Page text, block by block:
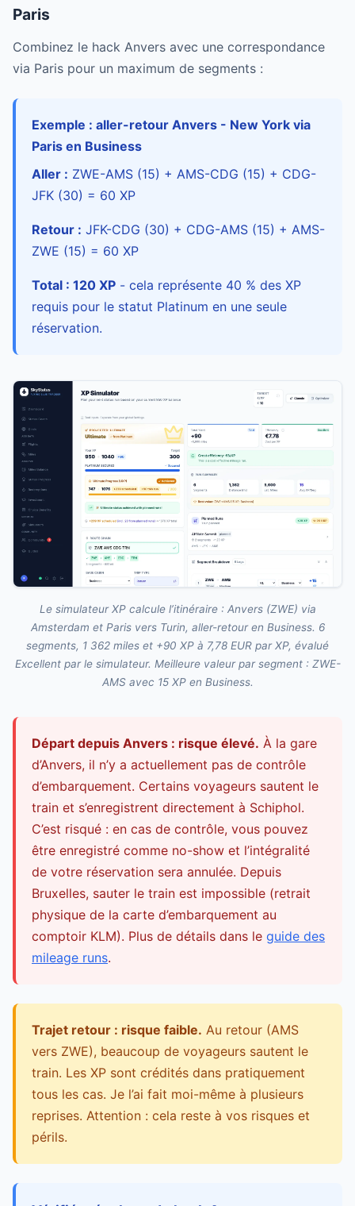
Paris
Combinez le hack Anvers avec une correspondance
via Paris pour un maximum de segments :
Exemple : aller-retour Anvers - New York via
Paris en Business
Aller : ZWE-AMS (15) + AMS-CDG (15) + CDG-
JFK (30) = 60 XP
Retour : JFK-CDG (30) + CDG-AMS (15) + AMS-
ZWE (15) = 60 XP
Total : 120 XP - cela représente 40 % des XP
requis pour le statut Platinum en une seule
réservation.
Le simulateur XP calcule l’itinéraire : Anvers (ZWE) via
Amsterdam et Paris vers Turin, aller-retour en Business. 6
segments, 1 362 miles et +90 XP à 7,78 EUR par XP, évalué
Excellent par le simulateur. Meilleure valeur par segment : ZWE-
AMS avec 15 XP en Business.
Départ depuis Anvers : risque élevé. À la gare
d’Anvers, il n’y a actuellement pas de contrôle
d’embarquement. Certains voyageurs sautent le
train et s’enregistrent directement à Schiphol.
C’est risqué : en cas de contrôle, vous pouvez
être enregistré comme no-show et l’intégralité
de votre réservation sera annulée. Depuis
Bruxelles, sauter le train est impossible (retrait
physique de la carte d’embarquement au
comptoir KLM). Plus de détails dans le guide des
mileage runs.
Trajet retour : risque faible. Au retour (AMS
vers ZWE), beaucoup de voyageurs sautent le
train. Les XP sont crédités dans pratiquement
tous les cas. Je l’ai fait moi-même à plusieurs
reprises. Attention : cela reste à vos risques et
périls.